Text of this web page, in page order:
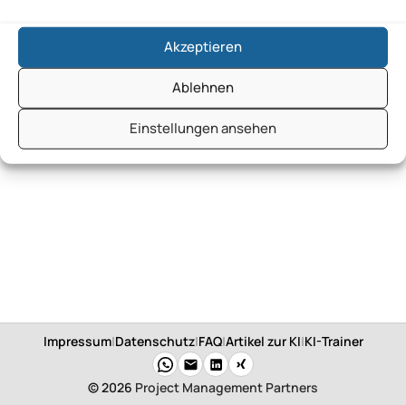
Akzeptieren
Ablehnen
Einstellungen ansehen
Impressum|Datenschutz|FAQ|Artikel zur KI|KI-Trainer
© 2026 Project Management Partners